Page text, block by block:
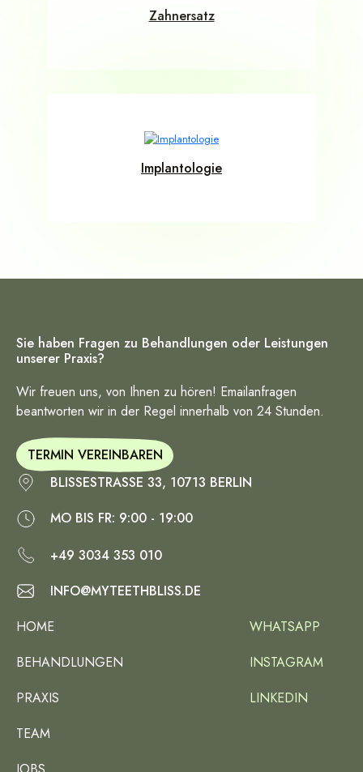
Zahnersatz
Implantologie
Sie haben Fragen zu Behandlungen oder Leistungen
unserer Praxis?
Wir freuen uns, von Ihnen zu hören! Emailanfragen
beantworten wir in der Regel innerhalb von 24 Stunden.
TERMIN VEREINBAREN
BLISSESTRASSE 33, 10713 BERLIN
MO BIS FR: 9:00 - 19:00
+49 3034 353 010
INFO@MYTEETHBLISS.DE
HOME
BEHANDLUNGEN
PRAXIS
TEAM
WHATSAPP
INSTAGRAM
LINKEDIN